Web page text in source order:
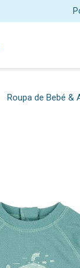
Roupa de Bebé &